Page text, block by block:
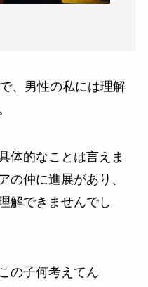
、男性の私には理解
体的なことは言えま
の仲に進展があり、
解できませんでし
の子何考えてん